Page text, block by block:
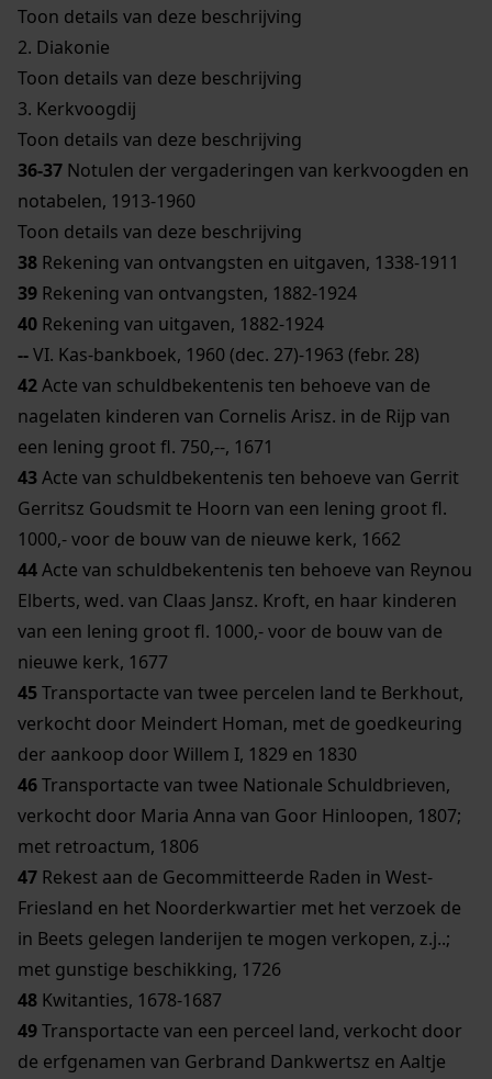
Toon details van deze beschrijving
2. Diakonie
Toon details van deze beschrijving
3. Kerkvoogdij
Toon details van deze beschrijving
36-37 Notulen der vergaderingen van kerkvoogden en
notabelen, 1913-1960
Toon details van deze beschrijving
38 Rekening van ontvangsten en uitgaven, 1338-1911
39 Rekening van ontvangsten, 1882-1924
40 Rekening van uitgaven, 1882-1924
--VI. Kas-bankboek, 1960 (dec. 27)-1963 (febr. 28)
42Acte van schuldbekentenis ten behoeve van de
nagelaten kinderen van Cornelis Arisz. in de Rijp van
een lening groot fl. 750,--, 1671
43Acte van schuldbekentenis ten behoeve van Gerrit
Gerritsz Goudsmit te Hoorn van een lening groot fl.
1000,- voor de bouw van de nieuwe kerk, 1662
44Acte van schuldbekentenis ten behoeve van Reynou
Elberts, wed. van Claas Jansz. Kroft, en haar kinderen
van een lening groot fl. 1000,- voor de bouw van de
nieuwe kerk, 1677
45Transportacte van twee percelen land te Berkhout,
verkocht door Meindert Homan, met de goedkeuring
der aankoop door Willem I, 1829 en 1830
46Transportacte van twee Nationale Schuldbrieven,
verkocht door Maria Anna van Goor Hinloopen, 1807;
met retroactum, 1806
47 Rekest aan de Gecommitteerde Raden in West-
Friesland en het Noorderkwartier met het verzoek de
in Beets gelegen landerijen te mogen verkopen, z.j..;
met gunstige beschikking, 1726
48 Kwitanties, 1678-1687
49Transportacte van een perceel land, verkocht door
de erfgenamen van Gerbrand Dankwertsz en Aaltje